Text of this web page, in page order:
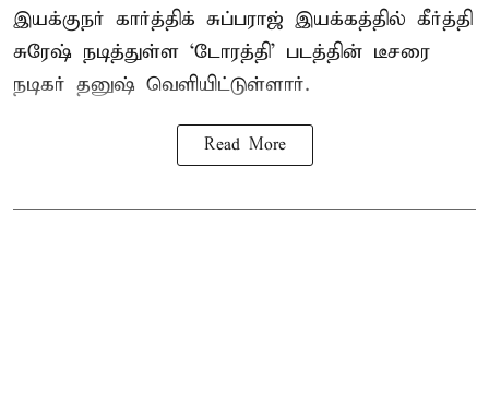
இயக்குநர் கார்த்திக் சுப்பராஜ் இயக்கத்தில் கீர்த்தி
சுரேஷ் நடித்துள்ள `டோரத்தி' படத்தின் டீசரை
நடிகர் தனுஷ் வெளியிட்டுள்ளார்.
Read More